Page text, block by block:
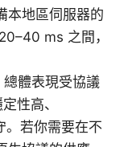
本地區伺服器的
ms 之間，
體表現受協議
性高、
。若你需要在不